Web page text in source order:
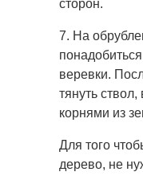
сторон.
7. На
веревки.
тянуть
корнями из
Для того
дерево, не